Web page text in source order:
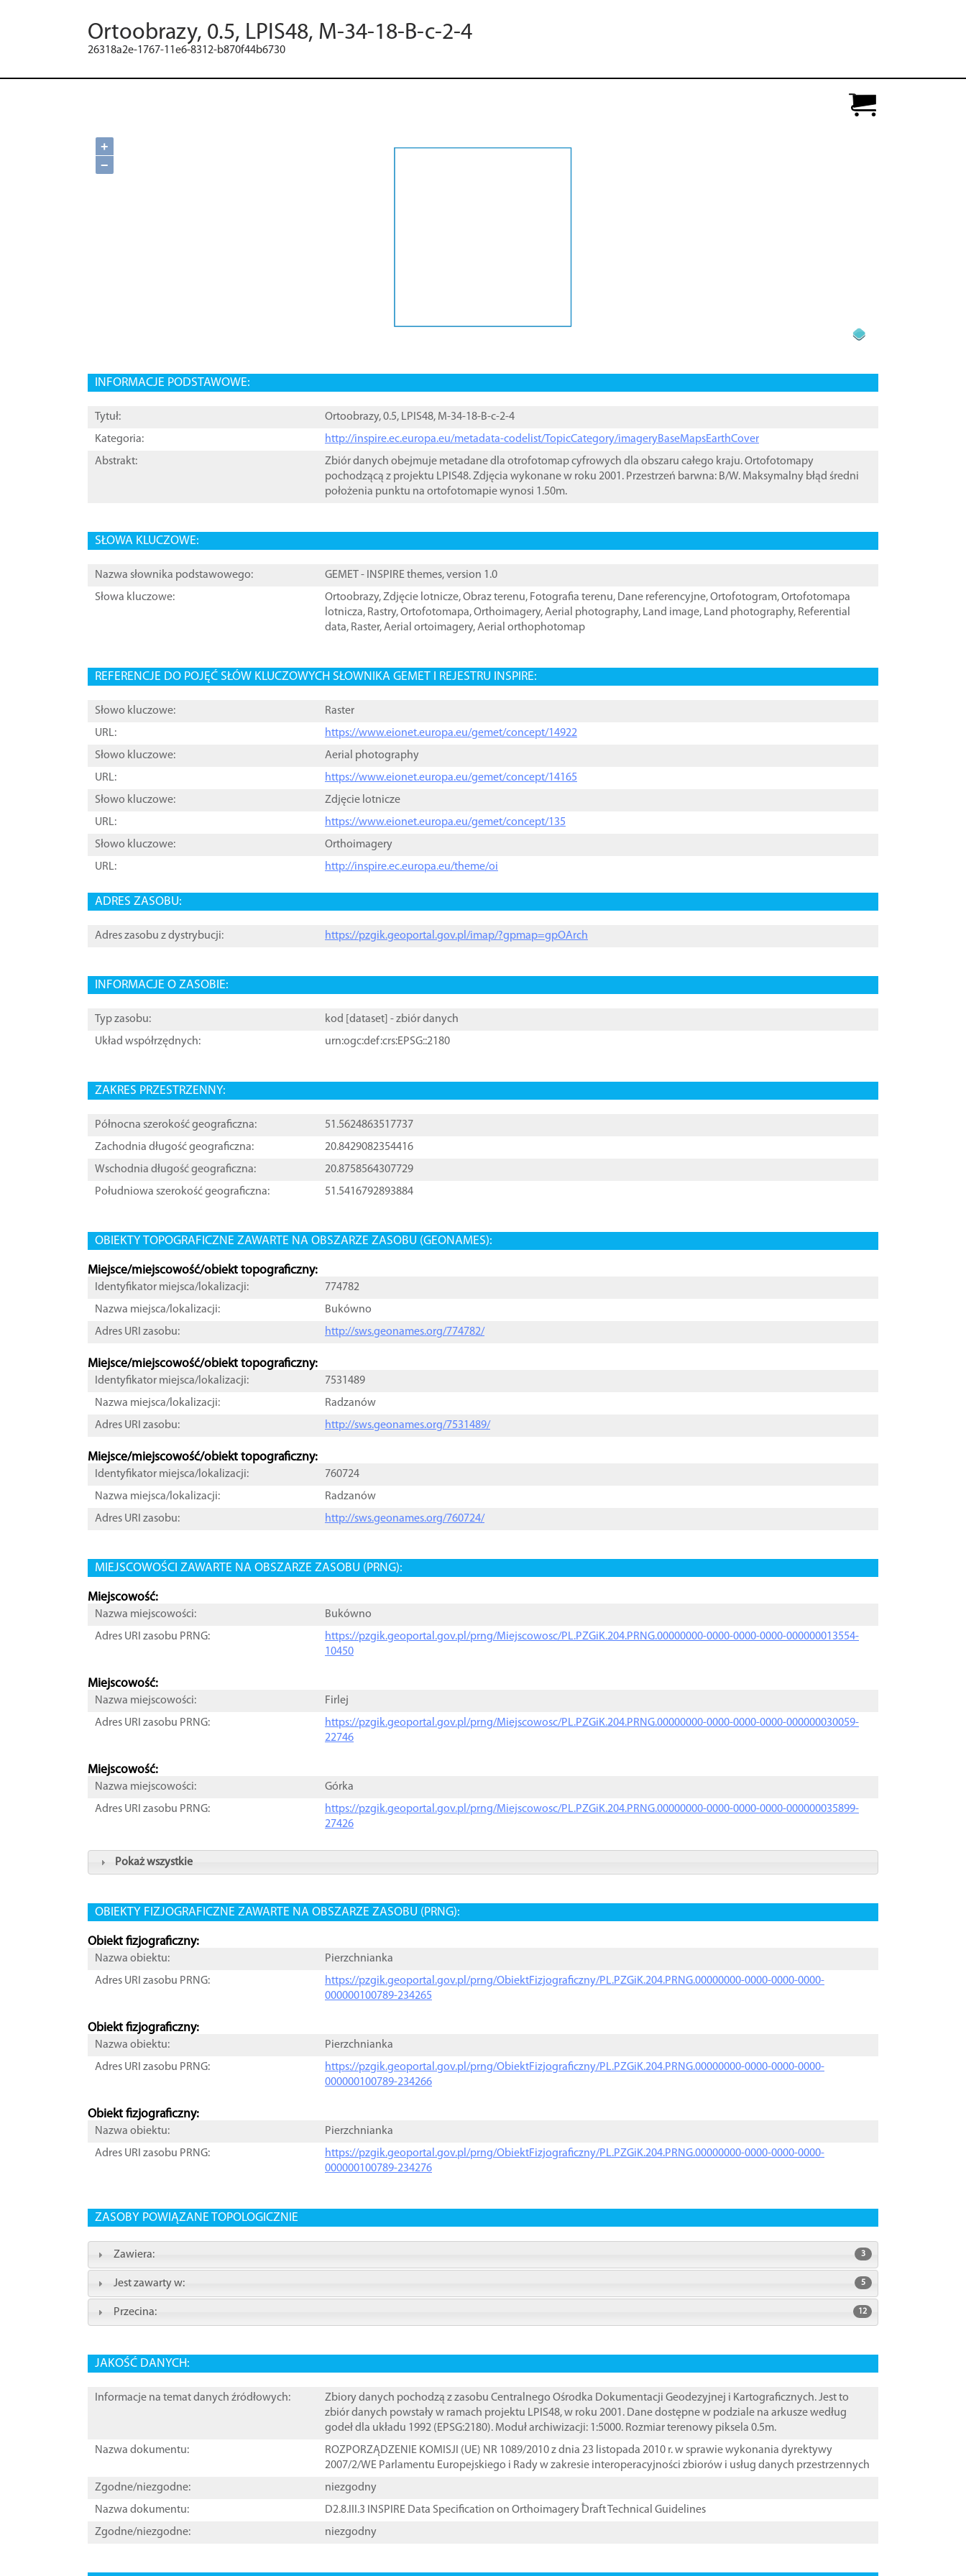
Ortoobrazy, 0.5, LPIS48, M-34-18-B-c-2-4
26318a2e-1767-11e6-8312-b870f44b6730
+
−
INFORMACJE PODSTAWOWE:
Tytuł:
Ortoobrazy, 0.5, LPIS48, M-34-18-B-c-2-4
Kategoria:
http://inspire.ec.europa.eu/metadata-codelist/TopicCategory/imageryBaseMapsEarthCover
Abstrakt:
Zbiór danych obejmuje metadane dla otrofotomap cyfrowych dla obszaru całego kraju. Ortofotomapy
pochodzącą z projektu LPIS48. Zdjęcia wykonane w roku 2001. Przestrzeń barwna: B/W. Maksymalny błąd średni
położenia punktu na ortofotomapie wynosi 1.50m.
SŁOWA KLUCZOWE:
Nazwa słownika podstawowego:
GEMET - INSPIRE themes, version 1.0
Słowa kluczowe:
Ortoobrazy,Zdjęcie lotnicze,Obraz terenu, Fotografia terenu, Dane referencyjne,Ortofotogram,Ortofotomapa
lotnicza, Rastry,Ortofotomapa,Orthoimagery,Aerial photography, Land image, Land photography, Referential
data, Raster,Aerial ortoimagery,Aerial orthophotomap
REFERENCJE DO POJĘĆ SŁÓW KLUCZOWYCH SŁOWNIKA GEMET I REJESTRU INSPIRE:
Słowo kluczowe:
Raster
URL:
https://www.eionet.europa.eu/gemet/concept/14922
Słowo kluczowe:
Aerial photography
URL:
https://www.eionet.europa.eu/gemet/concept/14165
Słowo kluczowe:
Zdjęcie lotnicze
URL:
https://www.eionet.europa.eu/gemet/concept/135
Słowo kluczowe:
Orthoimagery
URL:
http://inspire.ec.europa.eu/theme/oi
ADRES ZASOBU:
Adres zasobu z dystrybucji: https://pzgik.geoportal.gov.pl/imap/?gpmap=gpOArch
INFORMACJE O ZASOBIE:
Typ zasobu: kod [ dataset ] - zbiór danych
Układ współrzędnych:
urn:ogc:def:crs:EPSG::2180
ZAKRES PRZESTRZENNY:
Północna szerokość geograficzna:
51.5624863517737
Zachodnia długość geograficzna:
20.8429082354416
Wschodnia długość geograficzna:
20.8758564307729
Południowa szerokość geograficzna:
51.5416792893884
OBIEKTY TOPOGRAFICZNE ZAWARTE NA OBSZARZE ZASOBU (GEONAMES):
Miejsce/miejscowość/obiekt topograficzny:
Identyfikator miejsca/lokalizacji:
774782
Nazwa miejsca/lokalizacji:
Bukówno
Adres URI zasobu:
http://sws.geonames.org/774782/
Miejsce/miejscowość/obiekt topograficzny:
Identyfikator miejsca/lokalizacji:
7531489
Nazwa miejsca/lokalizacji:
Radzanów
Adres URI zasobu:
http://sws.geonames.org/7531489/
Miejsce/miejscowość/obiekt topograficzny:
Identyfikator miejsca/lokalizacji:
760724
Nazwa miejsca/lokalizacji:
Radzanów
Adres URI zasobu:
http://sws.geonames.org/760724/
MIEJSCOWOŚCI ZAWARTE NA OBSZARZE ZASOBU (PRNG):
Miejscowość:
Nazwa miejscowości:
Bukówno
Adres URI zasobu PRNG:
https://pzgik.geoportal.gov.pl/prng/Miejscowosc/PL.PZGiK.204.PRNG.00000000-0000-0000-0000-000000013554-
10450
Miejscowość:
Nazwa miejscowości:
Firlej
Adres URI zasobu PRNG:
https://pzgik.geoportal.gov.pl/prng/Miejscowosc/PL.PZGiK.204.PRNG.00000000-0000-0000-0000-000000030059-
22746
Miejscowość:
Nazwa miejscowości:
Górka
Adres URI zasobu PRNG:
https://pzgik.geoportal.gov.pl/prng/Miejscowosc/PL.PZGiK.204.PRNG.00000000-0000-0000-0000-000000035899-
27426
Pokaż wszystkie
OBIEKTY FIZJOGRAFICZNE ZAWARTE NA OBSZARZE ZASOBU (PRNG):
Obiekt fizjograficzny:
Nazwa obiektu:
Pierzchnianka
Adres URI zasobu PRNG:
https://pzgik.geoportal.gov.pl/prng/ObiektFizjograficzny/PL.PZGiK.204.PRNG.00000000-0000-0000-0000-
000000100789-234265
Obiekt fizjograficzny:
Nazwa obiektu:
Pierzchnianka
Adres URI zasobu PRNG:
https://pzgik.geoportal.gov.pl/prng/ObiektFizjograficzny/PL.PZGiK.204.PRNG.00000000-0000-0000-0000-
000000100789-234266
Obiekt fizjograficzny:
Nazwa obiektu:
Pierzchnianka
Adres URI zasobu PRNG:
https://pzgik.geoportal.gov.pl/prng/ObiektFizjograficzny/PL.PZGiK.204.PRNG.00000000-0000-0000-0000-
000000100789-234276
ZASOBY POWIĄZANE TOPOLOGICZNIE
Zawiera: 3
Jest zawarty w: 5
Przecina: 12
JAKOŚĆ DANYCH:
Informacje na temat danych źródłowych:
Zbiory danych pochodzą z zasobu Centralnego Ośrodka Dokumentacji Geodezyjnej i Kartograficznych. Jest to
zbiór danych powstały w ramach projektu LPIS48, w roku 2001. Dane dostępne w podziale na arkusze według
godeł dla układu 1992 (EPSG:2180). Moduł archiwizacji: 1:5000. Rozmiar terenowy piksela 0.5m.
Nazwa dokumentu:
ROZPORZĄDZENIE KOMISJI (UE) NR 1089/2010 z dnia 23 listopada 2010 r. w sprawie wykonania dyrektywy
2007/2/WE Parlamentu Europejskiego i Rady w zakresie interoperacyjności zbiorów i usług danych przestrzennych
Zgodne/niezgodne:
niezgodny
Nazwa dokumentu:
D2.8.III.3 INSPIRE Data Specification on Orthoimagery ֠Draft Technical Guidelines
Zgodne/niezgodne:
niezgodny